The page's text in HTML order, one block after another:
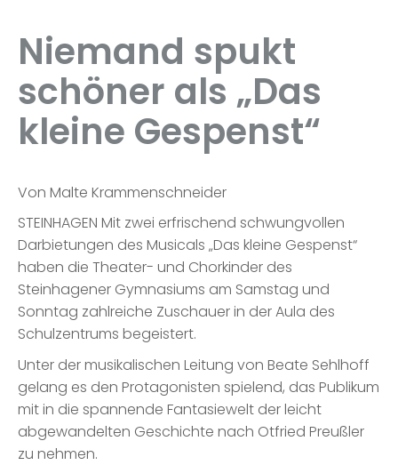
Niemand spukt
schöner als „Das
kleine Gespenst“
Von Malte Krammenschneider
STEINHAGEN Mit zwei erfrischend schwungvollen
Darbietungen des Musicals „Das kleine Gespenst“
haben die Theater- und Chorkinder des
Steinhagener Gymnasiums am Samstag und
Sonntag zahlreiche Zuschauer in der Aula des
Schulzentrums begeistert.
Unter der musikalischen Leitung von Beate Sehlhoff
gelang es den Protagonisten spielend, das Publikum
mit in die spannende Fantasiewelt der leicht
abgewandelten Geschichte nach Otfried Preußler
zu nehmen.